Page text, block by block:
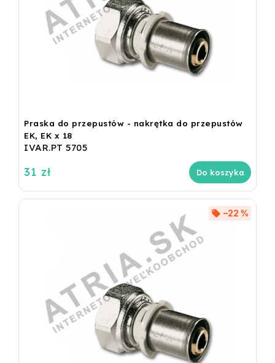
Praska do przepustów - nakrętka do przepustów
EK, EK x 18
IVAR.PT 5705
31 zł Do koszyka
–22 %